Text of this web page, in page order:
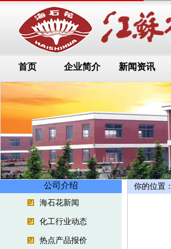
首页 企业简介 新闻资讯
公司介绍
海石花新闻
化工行业动态
热点产品报价
你的位置：